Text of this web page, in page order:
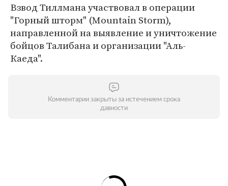
Взвод Тиллмана участвовал в операции
"Горный шторм" (Mountain Storm),
направленной на выявление и уничтожение
бойцов Талибана и организации "Аль-
Каеда".
Комментарии закрыты за истечением срока
давности